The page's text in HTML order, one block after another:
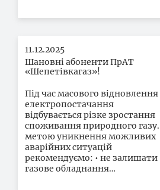
11.12.2025
Шановні абоненти ПрАТ
«Шепетівкагаз»!
Під час масового відновлення
електропостачання
відбувається різке зростання
споживання природного газу.
метою уникнення можливих
аварійних ситуацій
рекомендуємо: • не залишати
газове обладнання…